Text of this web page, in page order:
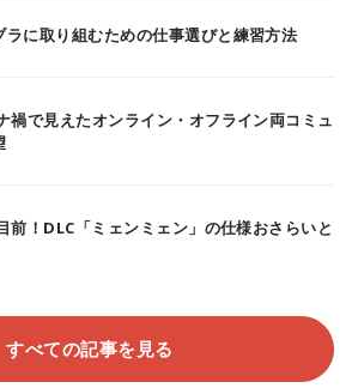
に取り組むための仕事選びと練習方法
禍で見えたオンライン・オフライン両コミュ
前！DLC「ミェンミェン」の仕様おさらいと
すべての記事を見る